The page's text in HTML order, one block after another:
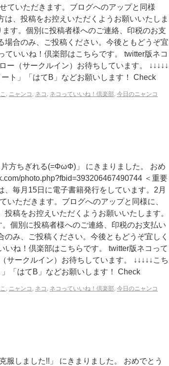
ていただきます。ブログへのアップと同様
、投稿をお控えいただくようお願いいたしま
す。個別に投稿者様へのご連絡、印税のお支
合のみ、ご投稿ください。今後ともどうぞ宜
ていいね！倶楽部はこちらです。 twitter版ネコ
ー（サークルイン）お待ちしています。 ↓↓↓↓↓
ト」「はてB」などお願いします！ Check
, ニャンコ, ネコ, ネコっていいね！倶楽部, 今日のニャンコ
方ちぎれる(=ΦωΦ)」 にきまりました。 おめ
photo.php?fbid=393206467490744 ＜重要
毎月15日に電子書籍発行をしています。2月
いただきます。ブログへのアップと同様に、
稿をお控えいただくようお願いいたします。
個別に投稿者様へのご連絡、印税のお支払い
み、ご投稿ください。今後ともどうぞ宜しく
いね！倶楽部はこちらです。 twitter版ネコって
サークルイン）お待ちしています。 ↓↓↓↓↓こち
「はてB」などお願いします！ Check
, ニャンコ, ネコ, ネコっていいね！倶楽部, 今日のニャンコ
服しました!!」 にきまりました。 おめでとう